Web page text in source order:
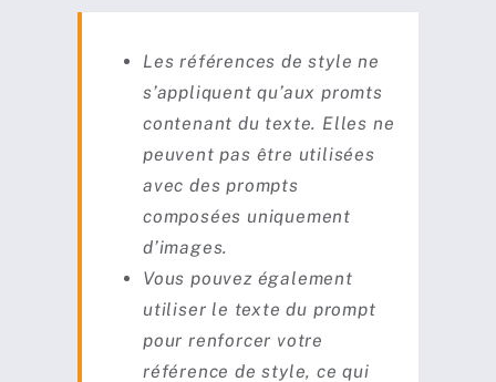
Outils de Prompts avancés
Abonnements
Les références de style ne
s’appliquent qu’aux promts
contenant du texte. Elles ne
peuvent pas être utilisées
avec des prompts
composées uniquement
d’images.
Vous pouvez également
utiliser le texte du prompt
pour renforcer votre
référence de style, ce qui